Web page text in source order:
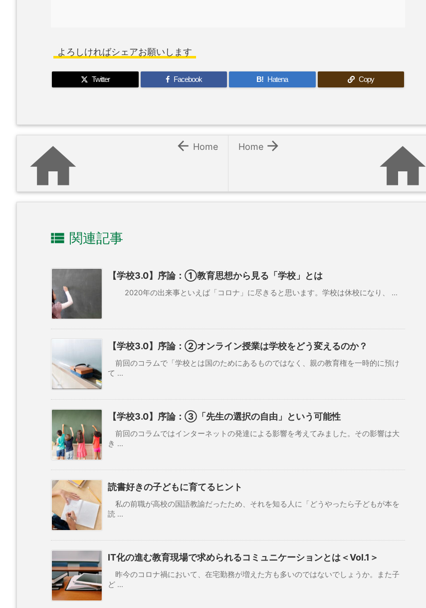
よろしければシェアお願いします
Twitter Facebook B! Hatena Copy


Home
  Home
 関連記事
【学校3.0】序論：①教育思想から見る「学校」とは
2020年の出来事といえば「コロナ」に尽きると思います。学校は休校になり、 ...
【学校3.0】序論：②オンライン授業は学校をどう変えるのか？
前回のコラムで「学校とは国のためにあるものではなく、親の教育権を一時的に預け
て ...
【学校3.0】序論：③「先生の選択の自由」という可能性
前回のコラムではインターネットの発達による影響を考えてみました。その影響は大
き ...
読書好きの子どもに育てるヒント
私の前職が高校の国語教諭だったため、それを知る人に「どうやったら子どもが本を
読 ...
IT化の進む教育現場で求められるコミュニケーションとは＜Vol.1＞
昨今のコロナ禍において、在宅勤務が増えた方も多いのではないでしょうか。また子
ど ...